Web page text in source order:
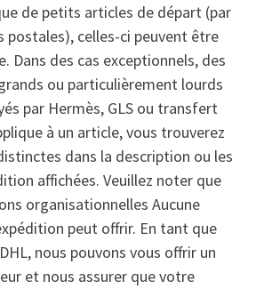
de petits articles de départ (par
postales), celles-ci peuvent être
Dans des cas exceptionnels, des
ou particulièrement lourds
par Hermès, GLS ou transfert
à un article, vous trouverez
dans la description ou les
affichées. Veuillez noter que
organisationnelles Aucune
peut offrir. En tant que
nous pouvons vous offrir un
et nous assurer que votre